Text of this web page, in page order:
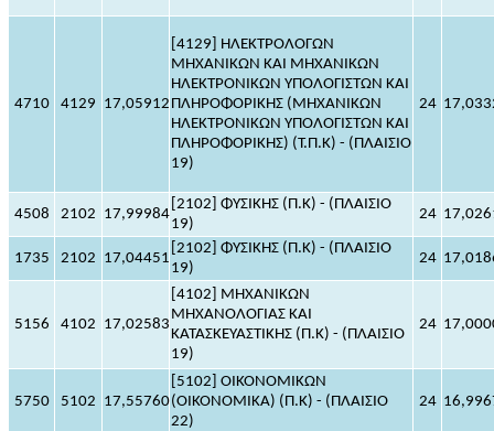
4710 4129 17,05912
[4129] ΗΛΕΚΤΡΟΛΟΓΩΝ
ΜΗΧΑΝΙΚΩΝ ΚΑΙ ΜΗΧΑΝΙΚΩΝ
ΗΛΕΚΤΡΟΝΙΚΩΝ ΥΠΟΛΟΓΙΣΤΩΝ ΚΑΙ
ΠΛΗΡΟΦΟΡΙΚΗΣ (ΜΗΧΑΝΙΚΩΝ
ΗΛΕΚΤΡΟΝΙΚΩΝ ΥΠΟΛΟΓΙΣΤΩΝ ΚΑΙ
ΠΛΗΡΟΦΟΡΙΚΗΣ) (Τ.Π.Κ) - (ΠΛΑΙΣΙΟ
19)
24
4508 2102 17,99984
[2102] ΦΥΣΙΚΗΣ (Π.Κ) - (ΠΛΑΙΣΙΟ
19)
24
1735 2102 17,04451
[2102] ΦΥΣΙΚΗΣ (Π.Κ) - (ΠΛΑΙΣΙΟ
19)
24
5156 4102 17,02583
[4102] ΜΗΧΑΝΙΚΩΝ
ΜΗΧΑΝΟΛΟΓΙΑΣ ΚΑΙ
ΚΑΤΑΣΚΕΥΑΣΤΙΚΗΣ (Π.Κ) - (ΠΛΑΙΣΙΟ
19)
24
5750 5102 17,55760
[5102] ΟΙΚΟΝΟΜΙΚΩΝ
(ΟΙΚΟΝΟΜΙΚΑ) (Π.Κ) - (ΠΛΑΙΣΙΟ
22)
24